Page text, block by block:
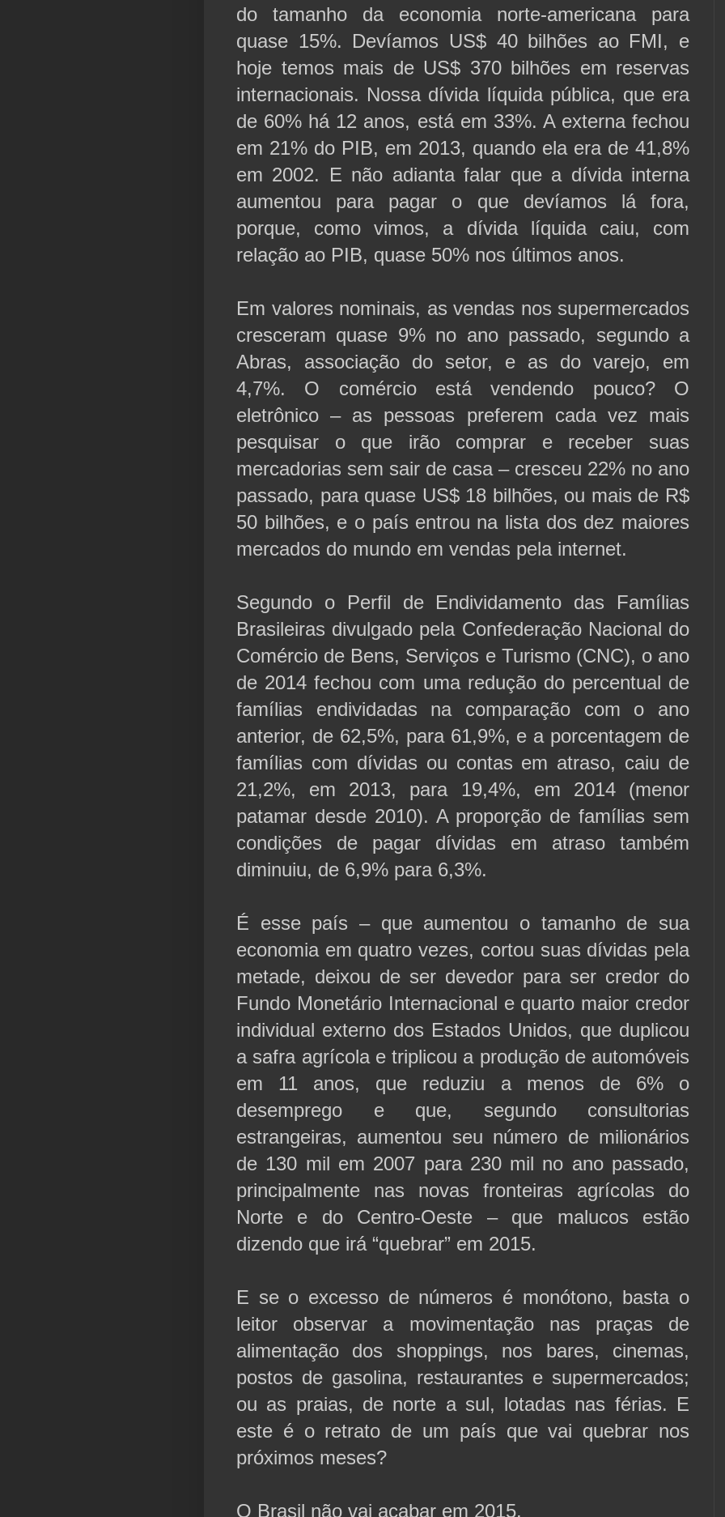
do tamanho da economia norte-americana para
quase 15%. Devíamos US$ 40 bilhões ao FMI, e
hoje temos mais de US$ 370 bilhões em reservas
internacionais. Nossa dívida líquida pública, que era
de 60% há 12 anos, está em 33%. A externa fechou
em 21% do PIB, em 2013, quando ela era de 41,8%
em 2002. E não adianta falar que a dívida interna
aumentou para pagar o que devíamos lá fora,
porque, como vimos, a dívida líquida caiu, com
relação ao PIB, quase 50% nos últimos anos.
Em valores nominais, as vendas nos supermercados
cresceram quase 9% no ano passado, segundo a
Abras, associação do setor, e as do varejo, em
4,7%. O comércio está vendendo pouco? O
eletrônico – as pessoas preferem cada vez mais
pesquisar o que irão comprar e receber suas
mercadorias sem sair de casa – cresceu 22% no ano
passado, para quase US$ 18 bilhões, ou mais de R$
50 bilhões, e o país entrou na lista dos dez maiores
mercados do mundo em vendas pela internet.
Segundo o Perfil de Endividamento das Famílias
Brasileiras divulgado pela Confederação Nacional do
Comércio de Bens, Serviços e Turismo (CNC), o ano
de 2014 fechou com uma redução do percentual de
famílias endividadas na comparação com o ano
anterior, de 62,5%, para 61,9%, e a porcentagem de
famílias com dívidas ou contas em atraso, caiu de
21,2%, em 2013, para 19,4%, em 2014 (menor
patamar desde 2010). A proporção de famílias sem
condições de pagar dívidas em atraso também
diminuiu, de 6,9% para 6,3%.
É esse país – que aumentou o tamanho de sua
economia em quatro vezes, cortou suas dívidas pela
metade, deixou de ser devedor para ser credor do
Fundo Monetário Internacional e quarto maior credor
individual externo dos Estados Unidos, que duplicou
a safra agrícola e triplicou a produção de automóveis
em 11 anos, que reduziu a menos de 6% o
desemprego e que, segundo consultorias
estrangeiras, aumentou seu número de milionários
de 130 mil em 2007 para 230 mil no ano passado,
principalmente nas novas fronteiras agrícolas do
Norte e do Centro-Oeste – que malucos estão
dizendo que irá “quebrar” em 2015.
E se o excesso de números é monótono, basta o
leitor observar a movimentação nas praças de
alimentação dos shoppings, nos bares, cinemas,
postos de gasolina, restaurantes e supermercados;
ou as praias, de norte a sul, lotadas nas férias. E
este é o retrato de um país que vai quebrar nos
próximos meses?
O Brasil não vai acabar em 2015.